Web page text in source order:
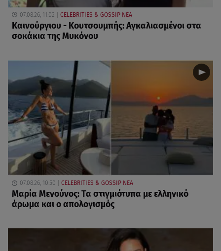
07.08.26, 11:02 CELEBRITIES & GOSSIP ΝΕΑ
Καινούργιου - Κουτσουμπής: Αγκαλιασμένοι στα
σοκάκια της Μυκόνου
07.08.26, 10:50 CELEBRITIES & GOSSIP ΝΕΑ
Μαρία Μενούνος: Τα στιγμιότυπα με ελληνικό
άρωμα και ο απολογισμός